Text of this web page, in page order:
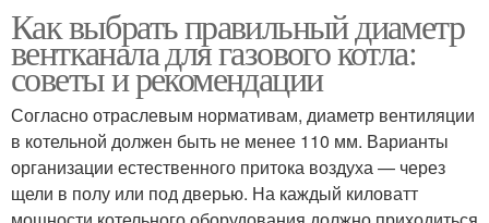
Как выбрать правильный диаметр
вентканала для газового котла:
советы и рекомендации
Согласно отраслевым нормативам, диаметр вентиляции
в котельной должен быть не менее 110 мм. Варианты
организации естественного притока воздуха — через
щели в полу или под дверью. На каждый киловатт